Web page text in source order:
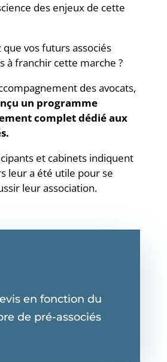
des enjeux de cette
que vos futurs associés
à franchir cette marche ?
des avocats,
un programme
complet dédié aux
et cabinets indiquent
leur a été utile pour se
leur association.
en fonction du
de pré-associés